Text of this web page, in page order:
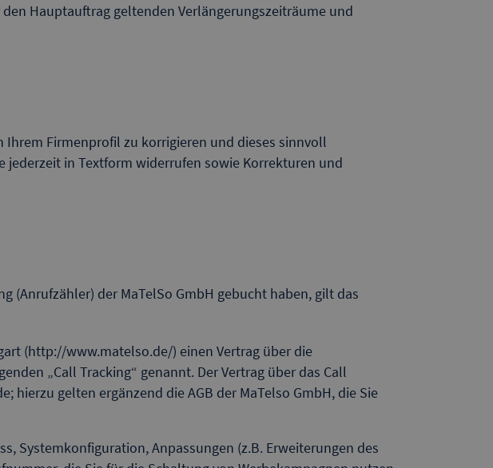
Hauptauftrag geltenden Verlängerungszeiträume und
Firmenprofil zu korrigieren und dieses sinnvoll
jederzeit in Textform widerrufen sowie Korrekturen und
(Anrufzähler) der MaTelSo GmbH gebucht haben, gilt das
(http://www.matelso.de/) einen Vertrag über die
„Call Tracking“ genannt. Der Vertrag über das Call
gelten ergänzend die AGB der MaTelso GmbH, die Sie
Systemkonfiguration, Anpassungen (z.B. Erweiterungen des